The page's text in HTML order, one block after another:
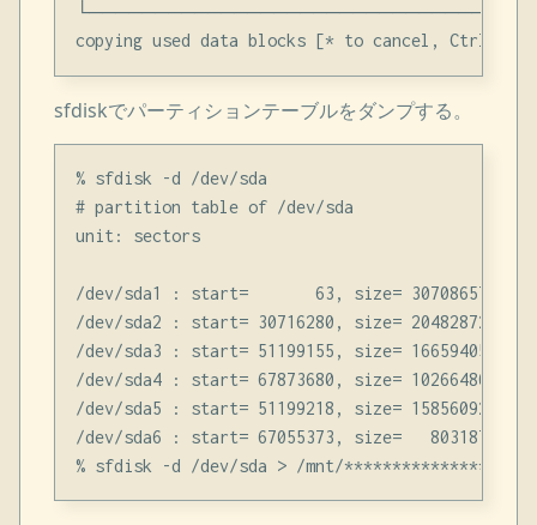
sfdiskでパーティションテーブルをダンプする。
% sfdisk -d /dev/sda
# partition table of /dev/sda
unit: sectors
/dev/sda1 : start=       63, size= 30708657,
/dev/sda2 : start= 30716280, size= 20482872,
/dev/sda3 : start= 51199155, size= 16659405,
/dev/sda4 : start= 67873680, size= 10266480,
/dev/sda5 : start= 51199218, size= 15856092,
/dev/sda6 : start= 67055373, size=   803187,